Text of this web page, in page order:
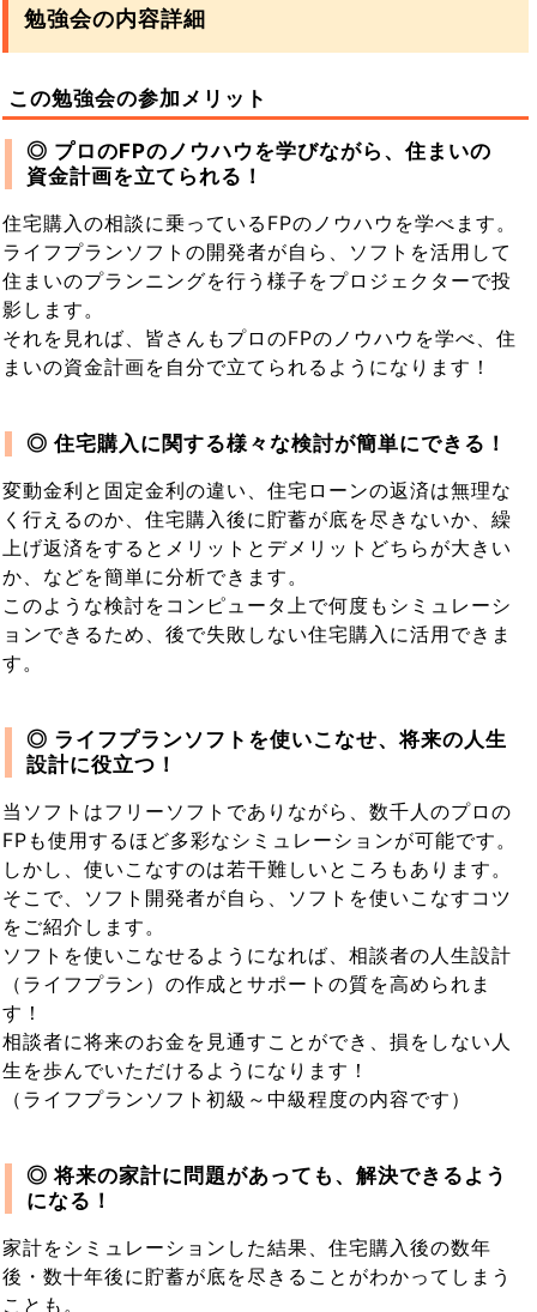
勉強会の内容詳細
この勉強会の参加メリット
◎ プロのFPのノウハウを学びながら、住まいの
資金計画を立てられる！
住宅購入の相談に乗っているFPのノウハウを学べます。
ライフプランソフトの開発者が自ら、ソフトを活用して
住まいのプランニングを行う様子をプロジェクターで投
影します。
それを見れば、皆さんもプロのFPのノウハウを学べ、住
まいの資金計画を自分で立てられるようになります！
◎ 住宅購入に関する様々な検討が簡単にできる！
変動金利と固定金利の違い、住宅ローンの返済は無理な
く行えるのか、住宅購入後に貯蓄が底を尽きないか、繰
上げ返済をするとメリットとデメリットどちらが大きい
か、などを簡単に分析できます。
このような検討をコンピュータ上で何度もシミュレーシ
ョンできるため、後で失敗しない住宅購入に活用できま
す。
◎ ライフプランソフトを使いこなせ、将来の人生
設計に役立つ！
当ソフトはフリーソフトでありながら、数千人のプロの
FPも使用するほど多彩なシミュレーションが可能です。
しかし、使いこなすのは若干難しいところもあります。
そこで、ソフト開発者が自ら、ソフトを使いこなすコツ
をご紹介します。
ソフトを使いこなせるようになれば、相談者の人生設計
（ライフプラン）の作成とサポートの質を高められま
す！
相談者に将来のお金を見通すことができ、損をしない人
生を歩んでいただけるようになります！
（ライフプランソフト初級～中級程度の内容です）
◎ 将来の家計に問題があっても、解決できるよう
になる！
家計をシミュレーションした結果、住宅購入後の数年
後・数十年後に貯蓄が底を尽きることがわかってしまう
ことも。